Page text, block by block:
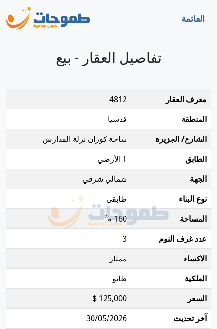
القائمة
تفاصيل العقار - بيع
معرف العقار
4812
المنطقة
قدسيا
الشارع/ الجزيرة
ساحة كوران نزلة المدارس
الطابق
1 الأرضي
الجهة
شمالي شرقي
نوع البناء
طابقي
المساحة
160 م²
عدد غرف النوم
3
الاكساء
ممتاز
الملكية
طابو
السعر
125,000 $
آخر تحديث
30/05/2026